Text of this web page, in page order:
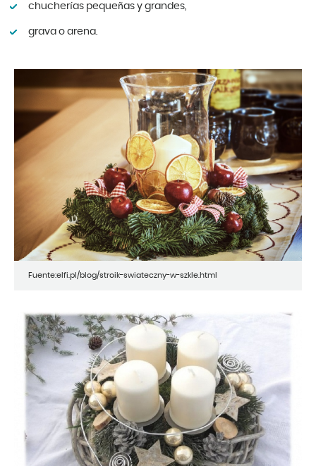
chucherías pequeñas y grandes,
grava o arena.
Fuente:elfi.pl/blog/stroik-swiateczny-w-szkle.html